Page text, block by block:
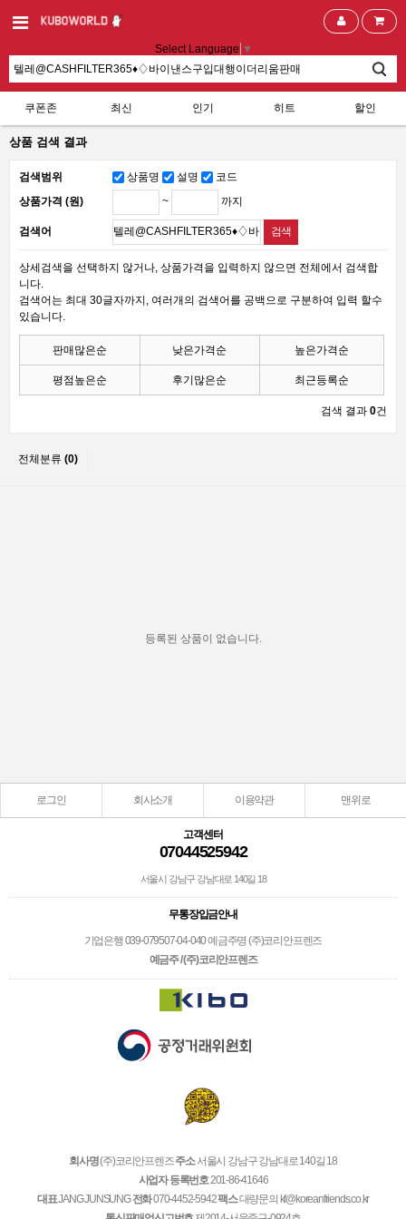
Select Language ▼
쿠폰존 최신 인기 히트 할인
상품 검색 결과
검색범위 상품명 설명
코드
상품가격 (원)
~ 까지
검색어
상세검색을 선택하지 않거나, 상품가격을 입력하지 않으면 전체에서 검색합
니다.
검색어는 최대 30글자까지, 여러개의 검색어를 공백으로 구분하여 입력 할수
있습니다.
판매많은순 낮은가격순 높은가격순
평점높은순 후기많은순 최근등록순
검색 결과 0건
전체분류 (0)
등록된 상품이 없습니다.
로그인 회사소개 이용약관 맨위로
고객센터
07044525942
서울시 강남구 강남대로 140길 18
무통장입금안내
기업은행 039-079507-04-040 예금주명 (주)코리안프렌즈
예금주 / (주)코리안프렌즈
회사명(주)코리안프렌즈주소서울시 강남구 강남대로 140길 18
사업자 등록번호201-86-41646
대표JANG JUNSUNG 전화070-4452-5942팩스대량문의 kf@koreanfriends.co.kr